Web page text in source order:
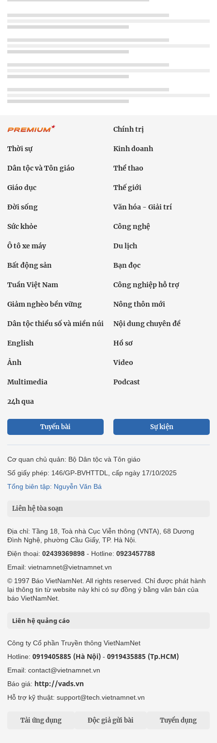
Chính trị
Thời sự Kinh doanh
Dân tộc và Tôn giáo Thể thao
Giáo dục Thế giới
Đời sống Văn hóa - Giải trí
Sức khỏe Công nghệ
Ô tô xe máy Du lịch
Bất động sản Bạn đọc
Tuần Việt Nam Công nghiệp hỗ trợ
Giảm nghèo bền vững Nông thôn mới
Dân tộc thiểu số và miền núi Nội dung chuyên đề
English Hồ sơ
Ảnh Video
Multimedia Podcast
24h qua
Tuyến bài Sự kiện
Cơ quan chủ quản: Bộ Dân tộc và Tôn giáo
Số giấy phép: 146/GP-BVHTTDL, cấp ngày 17/10/2025
Tổng biên tập: Nguyễn Văn Bá
Liên hệ tòa soạn
Địa chỉ: Tầng 18, Toà nhà Cục Viễn thông (VNTA), 68 Dương
Đình Nghệ, phường Cầu Giấy, TP. Hà Nội.
Điện thoại: 02439369898 - Hotline: 0923457788
Email: vietnamnet@vietnamnet.vn
© 1997 Báo VietNamNet. All rights reserved. Chỉ được phát hành
lại thông tin từ website này khi có sự đồng ý bằng văn bản của
báo VietNamNet.
Liên hệ quảng cáo
Công ty Cổ phần Truyền thông VietNamNet
Hotline: 0919405885 (Hà Nội) - 0919435885 (Tp.HCM)
Email: contact@vietnamnet.vn
Báo giá: http://vads.vn
Hỗ trợ kỹ thuật: support@tech.vietnamnet.vn
Tải ứng dụng Độc giả gửi bài Tuyển dụng